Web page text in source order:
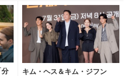
分
キム・ヘス＆キム・ジフン